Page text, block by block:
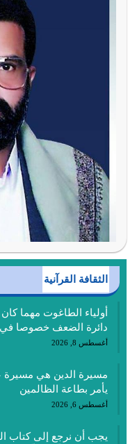
الثقافة القرآنية
أولياء الطاغوت مهما
دائرة الضعف خصوصا
أغسطس 8, 2026
مسيرة الدين هي مسيرة
يأمر بطاعة الظالمين
أغسطس 6, 2026
يجب أن نرجع إلى كتاب